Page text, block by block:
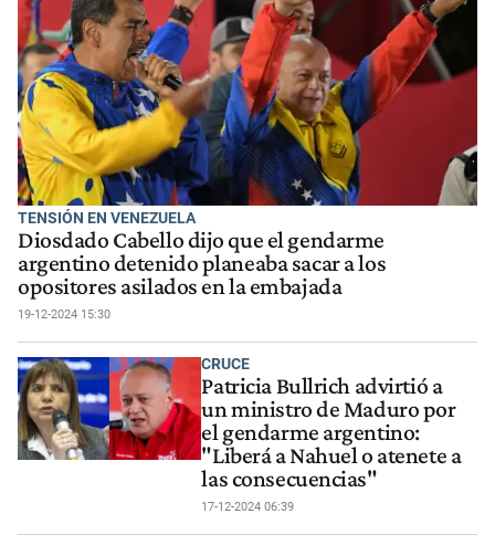
TENSIÓN EN VENEZUELA
Diosdado Cabello dijo que el gendarme
argentino detenido planeaba sacar a los
opositores asilados en la embajada
19-12-2024 15:30
CRUCE
Patricia Bullrich advirtió a
un ministro de Maduro por
el gendarme argentino:
"Liberá a Nahuel o atenete a
las consecuencias"
17-12-2024 06:39